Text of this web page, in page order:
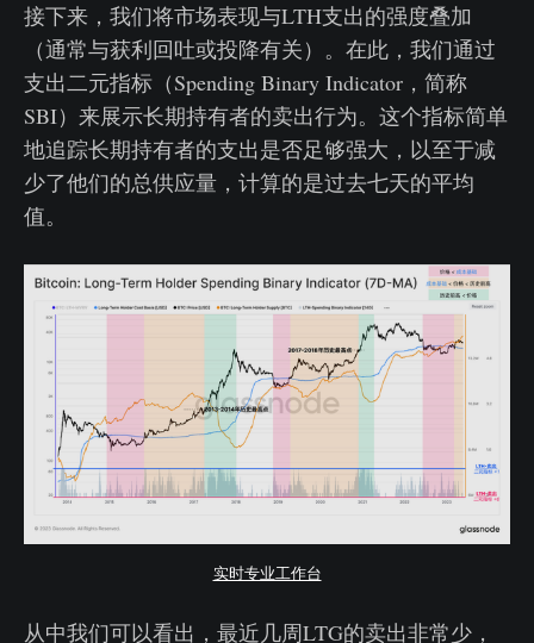
接下来，我们将市场表现与LTH支出的强度叠加
（通常与获利回吐或投降有关）。在此，我们通过
支出二元指标（Spending Binary Indicator，简称
SBI）来展示长期持有者的卖出行为。这个指标简单
地追踪长期持有者的支出是否足够强大，以至于减
少了他们的总供应量，计算的是过去七天的平均
值。
实时专业工作台
从中我们可以看出，最近几周LTG的卖出非常少，